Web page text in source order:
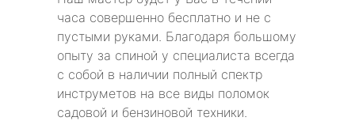
часа совершенно бесплатно и не с
пустыми руками. Благодаря большому
опыту за спиной у специалиста всегда
с собой в наличии полный спектр
инструметов на все виды поломок
садовой и бензиновой техники.